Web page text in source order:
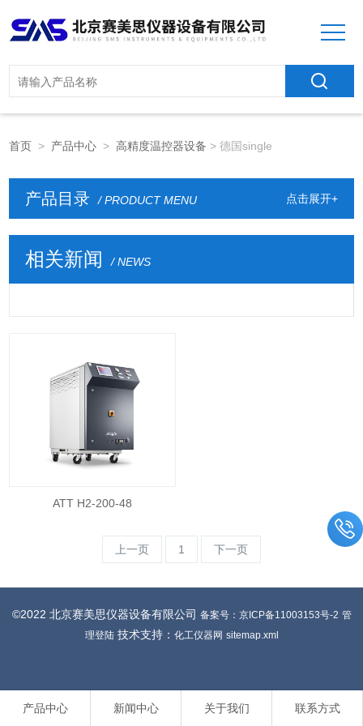
首页 > 产品中心 >高精度温控器设备 > 德国single
产品目录 / PRODUCT MENU 点击展开+
相关新闻 / NEWS
ATT H2-200-48
上一页 1 下一页
产品中心 新闻中心 关于我们 联系方式
©2022 北京赛美思仪器设备有限公司 备案号：京ICP备11003153号-2 管
理登陆技术支持： 化工仪器网 sitemap.xml